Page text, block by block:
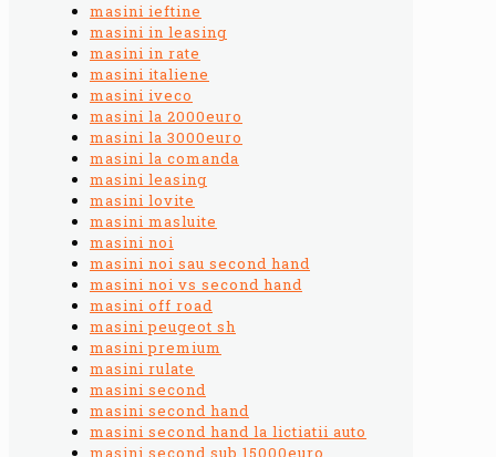
masini ieftine
masini in leasing
masini in rate
masini italiene
masini iveco
masini la 2000euro
masini la 3000euro
masini la comanda
masini leasing
masini lovite
masini masluite
masini noi
masini noi sau second hand
masini noi vs second hand
masini off road
masini peugeot sh
masini premium
masini rulate
masini second
masini second hand
masini second hand la lictiatii auto
masini second sub 15000euro